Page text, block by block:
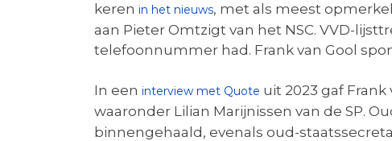
keren in het nieuws, met als meest
aan Pieter Omtzigt van het NSC. VVD-
telefoonnummer had. Frank van Gool
In een interview met Quote uit 2023 gaf
waaronder Lilian Marijnissen van de SP.
binnengehaald, evenals oud-